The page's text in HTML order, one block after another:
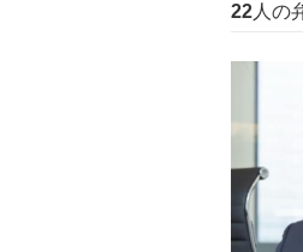
22 人の